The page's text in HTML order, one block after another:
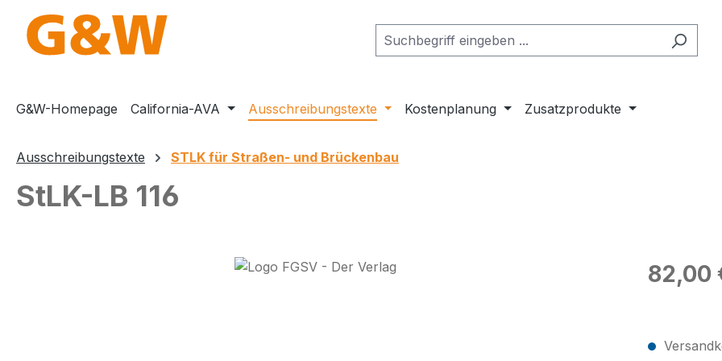
Hauptinhalt springen
Zur Suche springen
Zur Hauptnavigation springen
G&W-Homepage California-AVA Ausschreibungstexte Kostenplanung Zusatzprodukte
Ausschreibungstexte STLK für Straßen- und Brückenbau
StLK-LB 116
Regulärer
82,00